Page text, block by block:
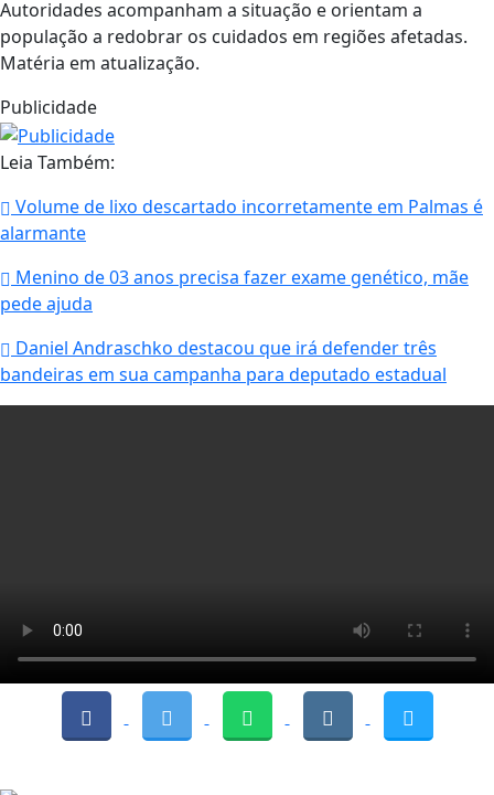
Autoridades acompanham a situação e orientam a
população a redobrar os cuidados em regiões afetadas.
Matéria em atualização.
Publicidade
Leia Também:
Volume de lixo descartado incorretamente em Palmas é
alarmante
Menino de 03 anos precisa fazer exame genético, mãe
pede ajuda
Daniel Andraschko destacou que irá defender três
bandeiras em sua campanha para deputado estadual